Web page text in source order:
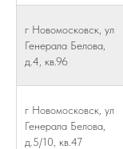
г Новомосковск, ул
Генерала Белова,
д.4, кв.96
г Новомосковск, ул
Генерала Белова,
д.5/10, кв.47